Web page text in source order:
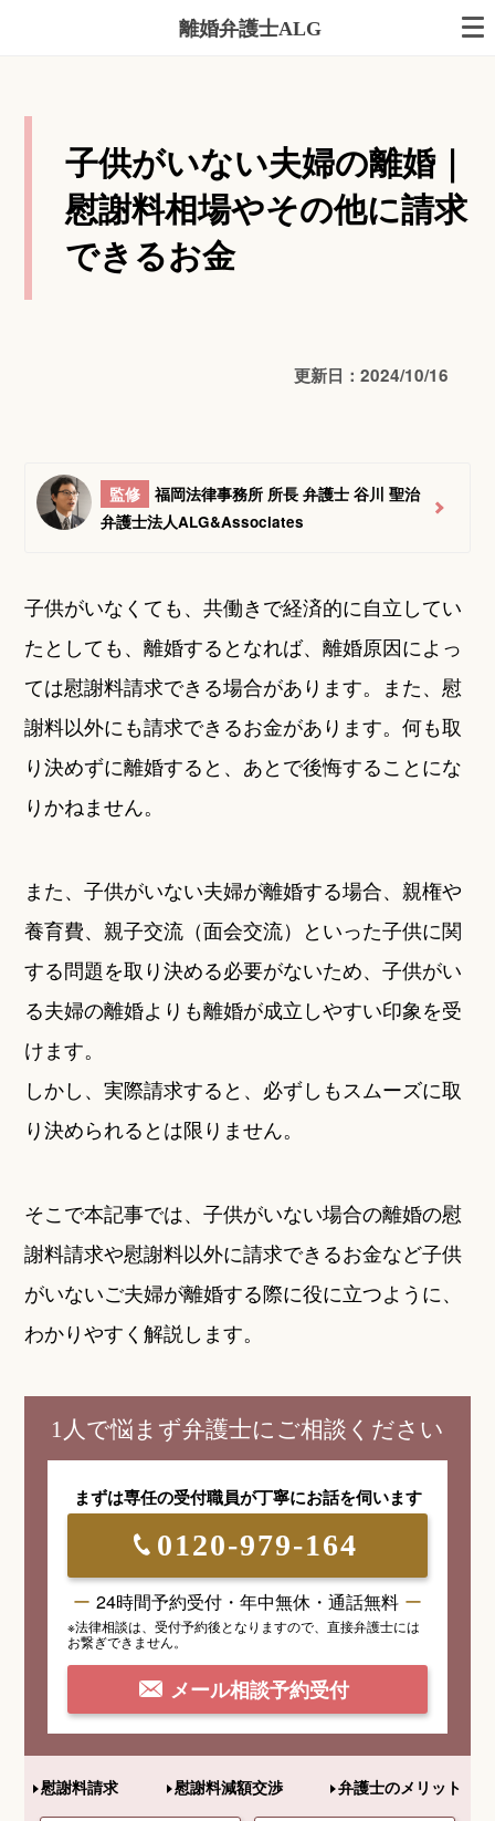
離婚弁護士ALG
子供がいない夫婦の離婚｜
慰謝料相場やその他に請求
できるお金
更新日：2024/10/16
監修
福岡法律事務所 所長 弁護士 谷川 聖治
弁護士法人ALG&Associates
子供がいなくても、共働きで経済的に自立してい
たとしても、離婚するとなれば、離婚原因によっ
ては慰謝料請求できる場合があります。また、慰
謝料以外にも請求できるお金があります。何も取
り決めずに離婚すると、あとで後悔することにな
りかねません。
また、子供がいない夫婦が離婚する場合、親権や
養育費、親子交流（面会交流）といった子供に関
する問題を取り決める必要がないため、子供がい
る夫婦の離婚よりも離婚が成立しやすい印象を受
けます。
しかし、実際請求すると、必ずしもスムーズに取
り決められるとは限りません。
そこで本記事では、子供がいない場合の離婚の慰
謝料請求や慰謝料以外に請求できるお金など子供
がいないご夫婦が離婚する際に役に立つように、
わかりやすく解説します。
1人で悩まず弁護士にご相談ください
まずは専任の受付職員が丁寧にお話を伺います
0120-979-164
24時間予約受付・年中無休・通話無料
※法律相談は、受付予約後となりますので、 直接弁護士には
お繋ぎできません。
メール相談予約受付
慰謝料請求 慰謝料減額交渉 弁護士のメリット